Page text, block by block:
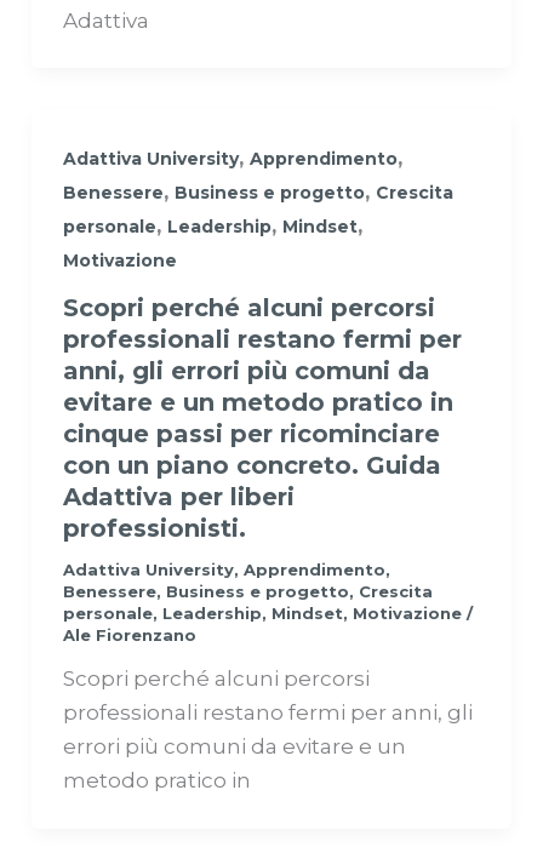
Adattiva
Adattiva University, Apprendimento,
Benessere, Business e progetto, Crescita
personale, Leadership, Mindset,
Motivazione
Scopri perché alcuni percorsi
professionali restano fermi per
anni, gli errori più comuni da
evitare e un metodo pratico in
cinque passi per ricominciare
con un piano concreto. Guida
Adattiva per liberi
professionisti.
Adattiva University, Apprendimento,
Benessere, Business e progetto, Crescita
personale, Leadership, Mindset, Motivazione/
Ale Fiorenzano
Scopri perché alcuni percorsi
professionali restano fermi per anni, gli
errori più comuni da evitare e un
metodo pratico in